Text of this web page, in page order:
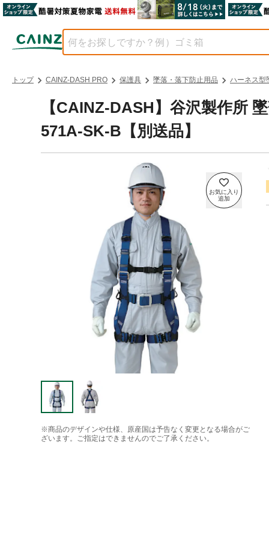
トップ CAINZ-DASH PRO 保護具 墜落・落下防止用品 ハーネス型
【CAINZ-DASH】谷沢製作
571A-SK-B【別送品】
※商品のデザインや仕様、原産国は予告なく変更となる場合がご
ざいます。ご指定はできませんのでご了承ください。